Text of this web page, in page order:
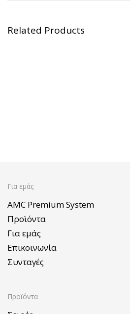
Related Products
Για εμάς
AMC Premium System
Προϊόντα
Για εμάς
Επικοινωνία
Συνταγές
Προϊόντα